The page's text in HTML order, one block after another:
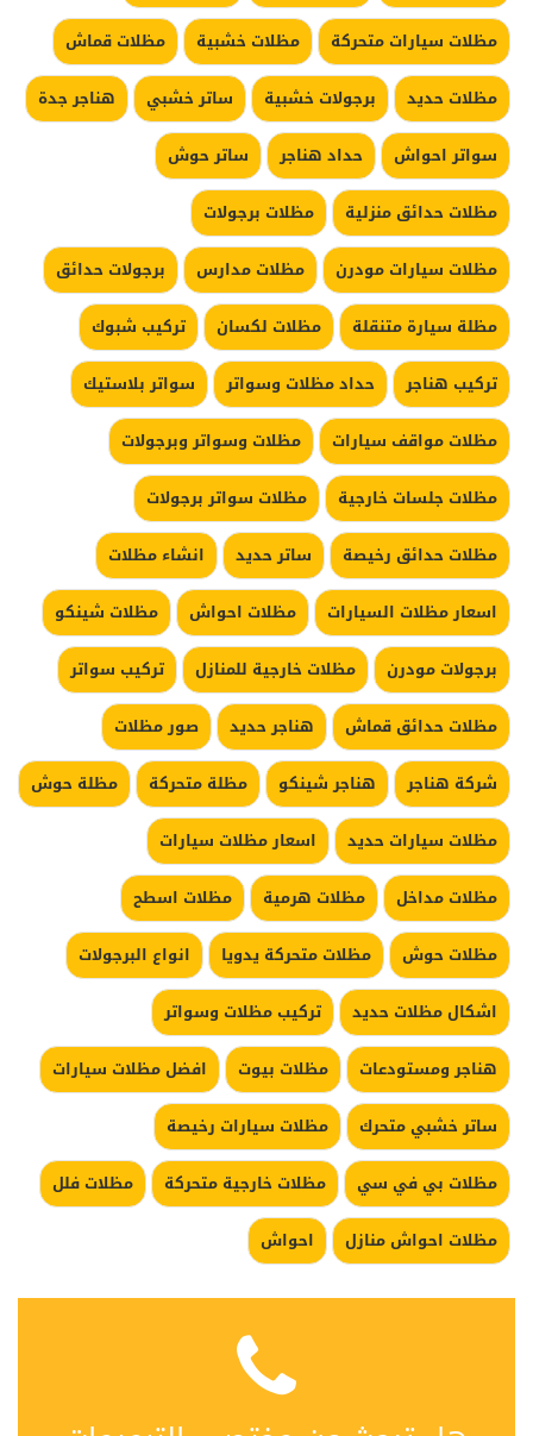
مظلات سيارات متحركة
مظلات خشبية
مظلات قماش
مظلات حديد
برجولات خشبية ساتر خشبي
هناجر جدة
سواتر احواش
حداد هناجر
ساتر حوش
مظلات حدائق منزلية
مظلات برجولات
مظلات سيارات مودرن
مظلات مدارس
برجولات حدائق
مظلة سيارة متنقلة
مظلات لكسان
تركيب شبوك
تركيب هناجر
حداد مظلات وسواتر
سواتر بلاستيك
مظلات مواقف سيارات
مظلات وسواتر وبرجولات
مظلات جلسات خارجية
مظلات سواتر برجولات
مظلات حدائق رخيصة
ساتر حديد
انشاء مظلات
اسعار مظلات السيارات
مظلات احواش
مظلات شينكو
برجولات مودرن
مظلات خارجية للمنازل
تركيب سواتر
مظلات حدائق قماش
هناجر حديد
صور مظلات
شركة هناجر
هناجر شينكو مظلة متحركة
مظلة حوش
مظلات سيارات حديد
اسعار مظلات سيارات
مظلات مداخل
مظلات هرمية
مظلات اسطح
مظلات حوش
مظلات متحركة يدويا
انواع البرجولات
اشكال مظلات حديد
تركيب مظلات وسواتر
هناجر ومستودعات
مظلات بيوت
افضل مظلات سيارات
ساتر خشبي متحرك
مظلات سيارات رخيصة
مظلات بي في سي
مظلات خارجية متحركة
مظلات فلل
مظلات احواش منازل
احواش